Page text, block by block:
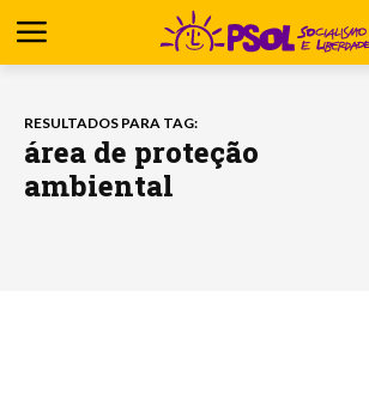
RESULTADOS PARA TAG:
área de proteção
ambiental